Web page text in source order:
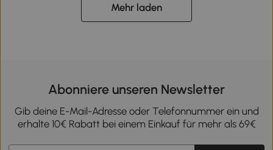
Mehr laden
Abonniere unseren Newsletter
Gib deine E-Mail-Adresse oder Telefonnummer ein und
erhalte 10€ Rabatt bei einem Einkauf für mehr als 69€